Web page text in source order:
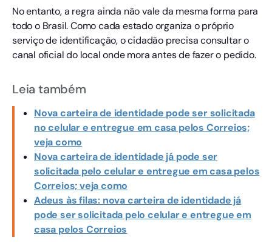
No entanto, a regra ainda não vale da mesma forma para
todo o Brasil. Como cada estado organiza o próprio
serviço de identificação, o cidadão precisa consultar o
canal oficial do local onde mora antes de fazer o pedido.
Leia também
Nova carteira de identidade pode ser solicitada
no celular e entregue em casa pelos Correios;
veja como
Nova carteira de identidade já pode ser
solicitada pelo celular e entregue em casa pelos
Correios; veja como
Adeus às filas: nova carteira de identidade já
pode ser solicitada pelo celular e entregue em
casa pelos Correios